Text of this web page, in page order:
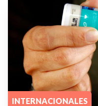
INTERNACIONALES